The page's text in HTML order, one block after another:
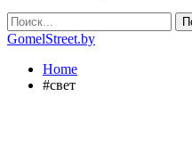
GomelStreet.by
Home
#свет